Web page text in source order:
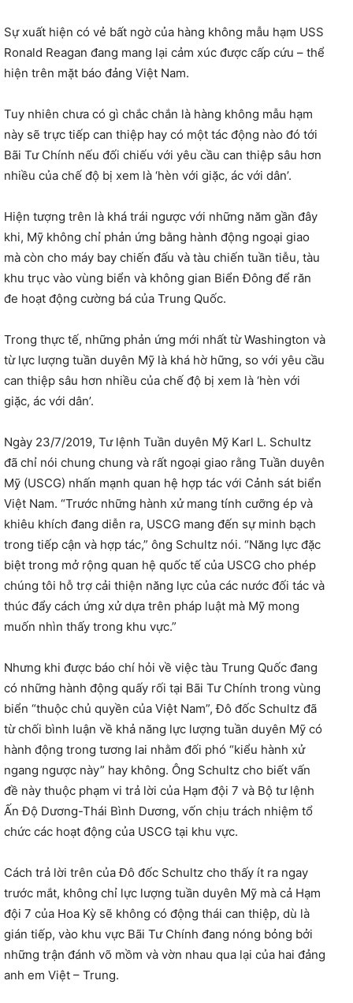
Sự xuất hiện có vẻ bất ngờ của hàng không mẫu hạm USS
Ronald Reagan đang mang lại cảm xúc được cấp cứu – thể
hiện trên mặt báo đảng Việt Nam.
Tuy nhiên chưa có gì chắc chắn là hàng không mẫu hạm
này sẽ trực tiếp can thiệp hay có một tác động nào đó tới
Bãi Tư Chính nếu đối chiếu với yêu cầu can thiệp sâu hơn
nhiều của chế độ bị xem là ‘hèn với giặc, ác với dân’.
Hiện tượng trên là khá trái ngược với những năm gần đây
khi, Mỹ không chỉ phản ứng bằng hành động ngoại giao
mà còn cho máy bay chiến đấu và tàu chiến tuần tiễu, tàu
khu trục vào vùng biển và không gian Biển Đông để răn
đe hoạt động cường bá của Trung Quốc.
Trong thực tế, những phản ứng mới nhất từ Washington và
từ lực lượng tuần duyên Mỹ là khá hờ hững, so với yêu cầu
can thiệp sâu hơn nhiều của chế độ bị xem là ‘hèn với
giặc, ác với dân’.
Ngày 23/7/2019, Tư lệnh Tuần duyên Mỹ Karl L. Schultz
đã chỉ nói chung chung và rất ngoại giao rằng Tuần duyên
Mỹ (USCG) nhấn mạnh quan hệ hợp tác với Cảnh sát biển
Việt Nam. “Trước những hành xử mang tính cưỡng ép và
khiêu khích đang diễn ra, USCG mang đến sự minh bạch
trong tiếp cận và hợp tác,” ông Schultz nói. “Năng lực đặc
biệt trong mở rộng quan hệ quốc tế của USCG cho phép
chúng tôi hỗ trợ cải thiện năng lực của các nước đối tác và
thúc đẩy cách ứng xử dựa trên pháp luật mà Mỹ mong
muốn nhìn thấy trong khu vực.”
Nhưng khi được báo chí hỏi về việc tàu Trung Quốc đang
có những hành động quấy rối tại Bãi Tư Chính trong vùng
biển “thuộc chủ quyền của Việt Nam”, Đô đốc Schultz đã
từ chối bình luận về khả năng lực lượng tuần duyên Mỹ có
hành động trong tương lai nhằm đối phó “kiểu hành xử
ngang ngược này” hay không. Ông Schultz cho biết vấn
đề này thuộc phạm vi trả lời của Hạm đội 7 và Bộ tư lệnh
Ấn Độ Dương-Thái Bình Dương, vốn chịu trách nhiệm tổ
chức các hoạt động của USCG tại khu vực.
Cách trả lời trên của Đô đốc Schultz cho thấy ít ra ngay
trước mắt, không chỉ lực lượng tuần duyên Mỹ mà cả Hạm
đội 7 của Hoa Kỳ sẽ không có động thái can thiệp, dù là
gián tiếp, vào khu vực Bãi Tư Chính đang nóng bỏng bởi
những trận đánh võ mồm và vờn nhau qua lại của hai đảng
anh em Việt – Trung.